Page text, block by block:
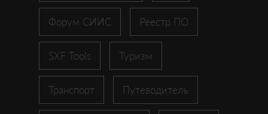
Форум СИИС Реестр ПО
SXF Tools Туризм
Транспорт Путеводитель